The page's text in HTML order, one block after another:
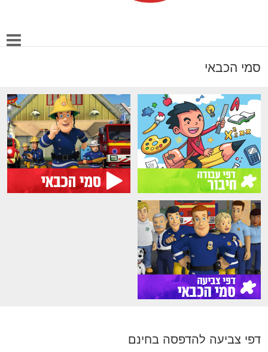
סמי הכבאי
דפי צביעה להדפסה בחינם